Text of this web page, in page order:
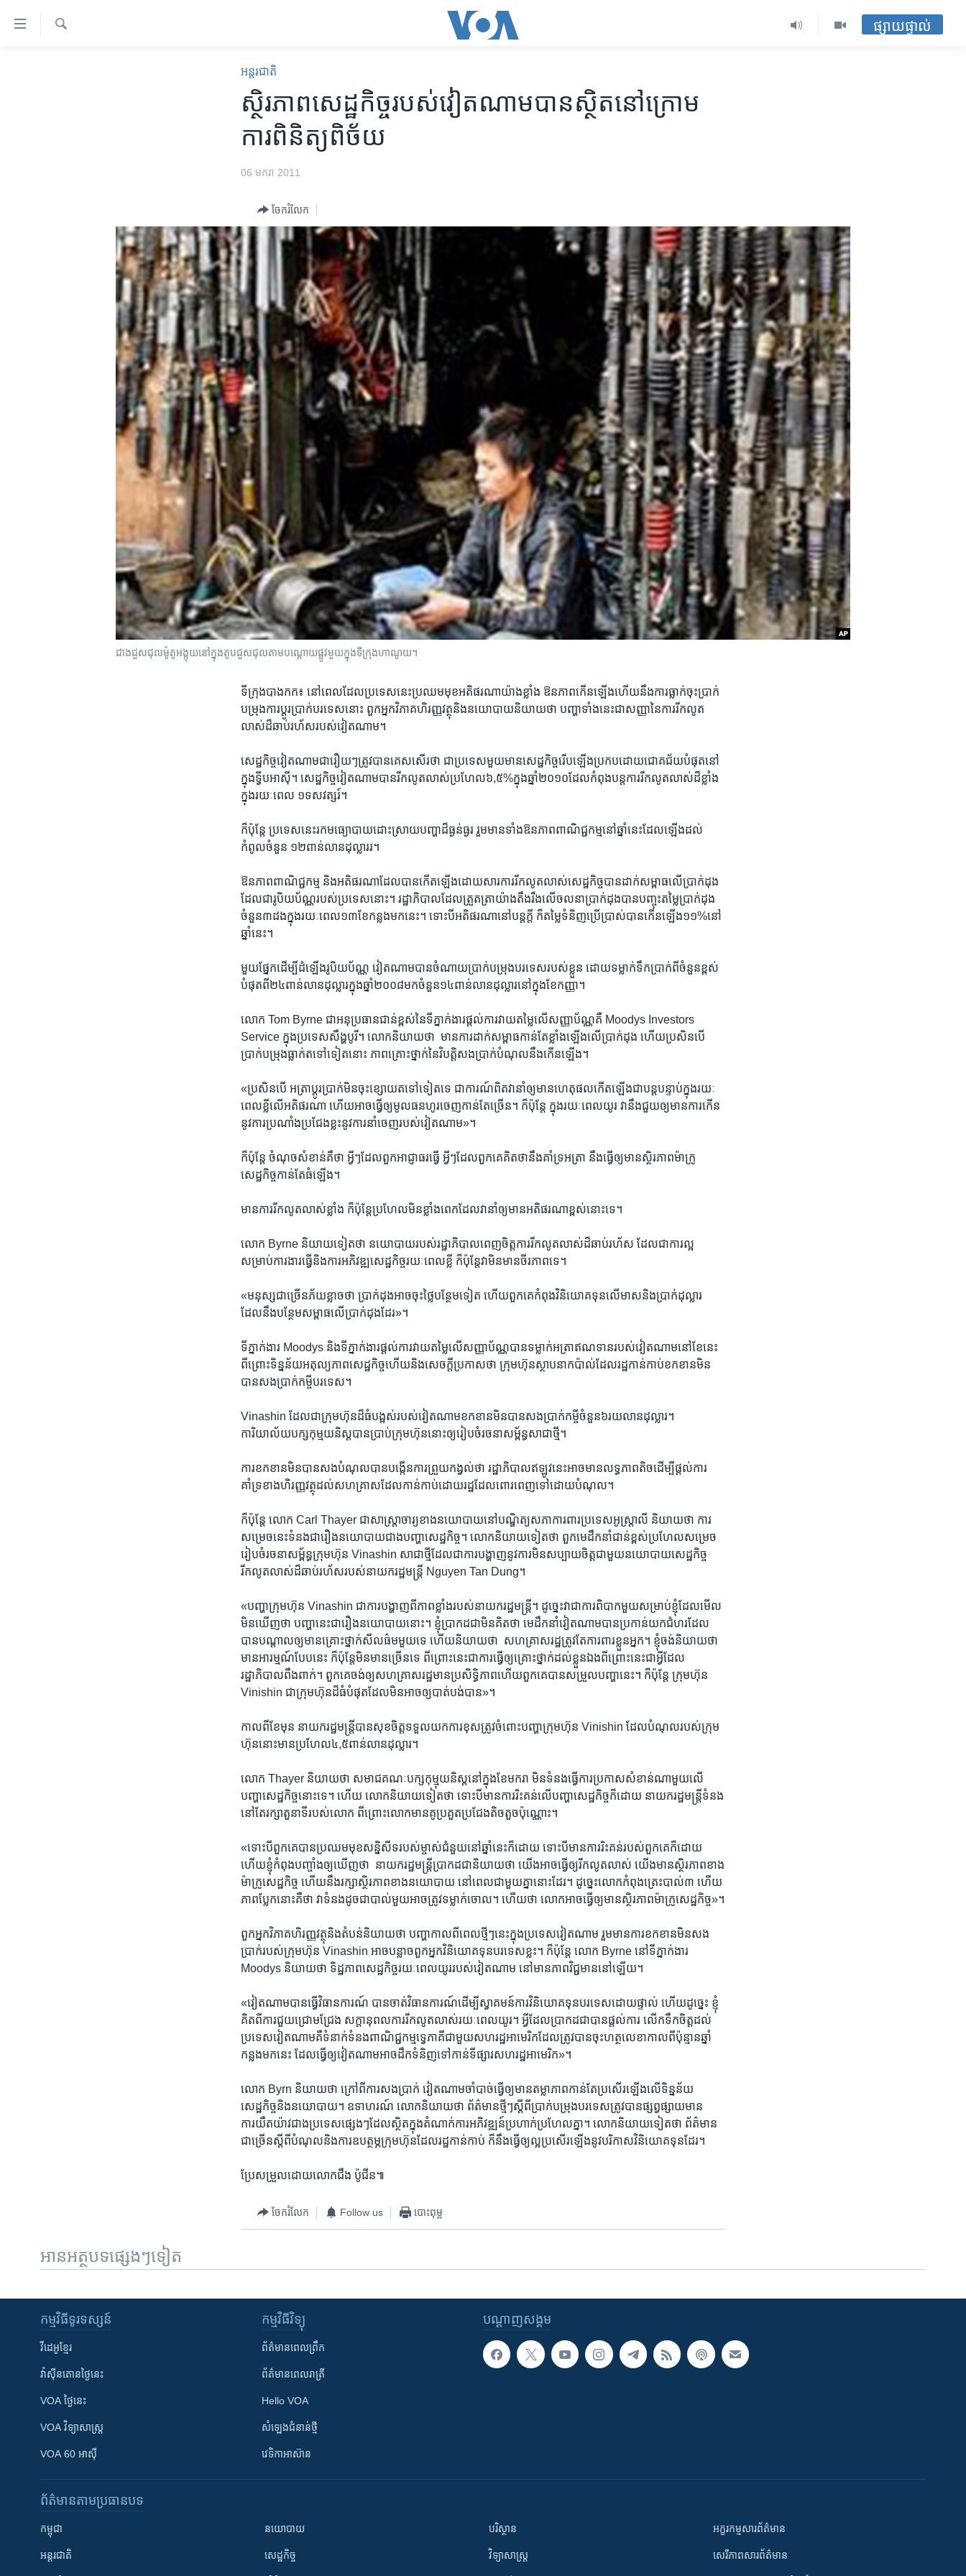
ទៅ​
ផ្សាយផ្ទាល់
អន្តរជាតិ
ស្ថិរភាព​សេដ្ឋកិច្ច​របស់​វៀតណាម​បាន​ស្ថិត​នៅក្រោម​
ការ​ពិនិត្យ​ពិច័យ
06 មករា 2011
ចែករំលែក
ជាង​ជួសជុល​ម៉ូតូ​អង្កុយ​នៅក្នុង​តូប​ជួសជុល​តាម​បណ្តោយ​ផ្លូវ​មួយ​ក្នុង​ទីក្រុង​ហាណូយ។
ទីក្រុងបាងកក៖ នៅពេល​ដែល​ប្រទេស​នេះ​ប្រឈមមុខ​អតិផរណា​យ៉ាងខ្លាំង​ ឱនភាព​កើនឡើង​ហើយនឹង​ការធ្លាក់​ចុះ​ប្រាក់​
បម្រុង​ការប្តូរ​ប្រាក់​បរទេសនោះ​ ពួកអ្នកវិភាគ​ហិរញ្ញ​វត្ថុ​និង​នយោបាយ​និយាយ​ថា​ បញ្ហា​ទាំងនេះ​ជា​សញ្ញានៃ​ការ​រីក​លូត
លាស់​ដ៏ឆាប់​រហ័ស​របស់​វៀតណាម។
សេដ្ឋកិច្ច​វៀតណាម​ជារឿយ​ៗត្រូវ​បាន​គេ​សសើរ​ថា ​ជា​ប្រទេស​មួយ​មាន​សេដ្ឋកិច្ច​រើបឡើង​ប្រកប​ដោយ​ជោគជ័យ​បំផុត​នៅ
ក្នុង​ទ្វីប​អាស៊ី។​ សេដ្ឋកិច្ច​វៀតណាម​បាន​រីក​លូតលាស់​ប្រហែល​៦,៥%​ក្នុង​ឆ្នាំ​២០១០​ដែល​កំពុង​បន្ត​ការរីកលូតលាស់​ដ៏ខ្លាំង​
ក្នុង​រយៈពេល ​១​ទសវត្សរ៍។
ក៏ប៉ុន្តែ​ ប្រទេសនេះ​រក​មធ្យោបាយ​ដោះស្រាយ​បញ្ហា​ដ៏​ធ្ងន់ធ្ងរ​ រួមមាន​ទាំង​ឱនភាព​ពាណិជ្ជកម្ម​នៅឆ្នាំ​នេះ​ដែល​ឡើងដល់​
កំពូល​ចំនួន ​១២​ពាន់​លាន​ដុល្លាររ។
ឱនភាព​ពាណិជ្ជកម្ម​ និង​អតិផរណា​ដែល​បាន​កើត​ឡើង​ដោយសារ​ការរីក​លូតលាស់​សេដ្ឋកិច្ច​បាន​ដាក់​សម្ពាធ​លើ​ប្រាក់​ដុង ​
ដែល​ជា​រូបិយប័ណ្ណ​របស់​ប្រទេស​នោះ។​ រដ្ឋាភិបាល​ដែល​ត្រួតត្រា​យ៉ាង​តឹងរឹង​លើ​ចលនា​ប្រាក់ដុង​បាន​បញ្ចុះ​តម្លៃ​ប្រាក់ដុង​
ចំនួន​៣​ដង​ក្នុង​រយៈពេល​១៣​ខែ​កន្លង​មកនេះ។​ ទោះបី​អតិផរណា​នៅ​បន្ត​ក្តី​ ​ក៏​តម្លៃ​ទំនិញ​ប្រើប្រាស់​បាន​កើនឡើង​១១%​នៅ
ឆ្នាំ​នេះ។
មួយផ្នែក​ដើម្បី​ដំឡើង​រូបិយប័ណ្ណ​ វៀតណាម​បាន​ចំណាយ​ប្រាក់​បម្រុង​បរទេស​របស់​ខ្លួន​ ដោយ​ទម្លាក់​ទឹក​ប្រាក់​ពី​ចំនួន​ខ្ពស់​
បំផុត​ពី​២៤​ពាន់លាន​ដុល្លារ​ក្នុង​ឆ្នាំ​២០០៨​មក​ចំនួន​១៤​ពាន់​លាន​ដុល្លារ​នៅ​ក្នុង​ខែ​កញ្ញា។
លោក​ Tom Byrne​ ជា​អនុ​ប្រធាន​ជាន់ខ្ពស់​នៃ​ទីភ្នាក់ងារ​ផ្តល់​ការ​វាយតម្លៃ​លើ​សញ្ញា​ប័ណ្ណ​គឺ​ Moodys Investors
Service ​ក្នុង​ប្រទេស​សឹង្ហបូរី។​ លោក​និយាយ​ថា​ ​ ​មាន​ការដាក់​សម្ពាធកាន់​តែខ្លាំង​ឡើង​លើ​ប្រាក់ដុង​ ​ហើយ​ប្រសិនបើ​
ប្រាក់​បម្រុង​ធ្លាក់​ត​ទៅ​ទៀត​នោះ​ ​ភាពគ្រោះថ្នាក់​នៃ​វិបត្តិ​សង​ប្រាក់​បំណុលនឹងកើន​ឡើង។
«ប្រសិនបើ​ ​អត្រា​ប្តូរ​ប្រាក់​មិន​ចុះ​ខ្សោយ​តទៅទៀត​ទេ​ ជាការណ៍ពិត​វា​នាំឲ្យ​មាន​ហេតុផល​កើតឡើង​ជា​បន្ត​បន្ទាប់​ក្នុង​រយៈ
ពេល​ខ្លី​លើ​អតិផរណា​ ​ហើយ​អាច​ធ្វើ​ឲ្យ​មូលធន​ហូរចេញ​កាន់តែ​ច្រើន។​ ក៏ប៉ុន្តែ​ ក្នុង​រយៈពេល​យូរ​ ​វា​នឹង​ជួយ​ឲ្យ​មាន​ការកើន​
នូវ​ការប្រណាំងប្រជែង​ខ្លះនូវ​ការនាំចេញ​របស់​វៀតណាម»។
ក៏ប៉ុន្តែ​ ចំណុច​សំខាន់​គឺ​ថា​ ​អ្វីៗ​ដែល​ពួកអាជ្ញាធរ​ធ្វើ​ ​អ្វីៗ​ដែល​ពួកគេ​គិត​ថា​នឹង​គាំទ្រ​អត្រា​ ​នឹង​ធ្វើ​ឲ្យ​មាន​ស្ថិរភាព​ម៉ាក្រូ​
សេដ្ឋកិច្ច​កាន់តែ​ធំ​ឡើង។
មាន​ការ​រីក​លូតលាស់​ខ្លាំង​ ​ក៏ប៉ុន្តែ​ប្រហែល​មិន​ខ្លាំងពេក​ដែល​វា​នាំឲ្យ​មាន​អតិផរណា​ខ្ពស់​នោះទេ។
លោក​ Byrne ​និយាយ​ទៀត​ថា​ ​នយោបាយ​របស់​រដ្ឋាភិបាលពេញចិត្ត​ការរីក​លូតលាស់​ដ៏​ឆាប់រហ័ស​ ដែល​ជាការ​ល្អ​
សម្រាប់ការងារ​ធ្វើ​និង​ការអភិវឌ្ឍសេដ្ឋ​កិច្ចរយៈពេល​ខ្លី​ ​ក៏ប៉ុន្តែ​វា​មិន​មាន​ចីរភាព​ទេ។
«មនុស្ស​ជាច្រើន​ភ័យខ្លាច​ថា​ ​ប្រាក់​ដុង​អាច​ចុះថ្លៃ​បន្ថែម​ទៀត​ ​ហើយ​ពួកគេកំពុង​វិនិយោគទុន​លើ​មាស​និង​ប្រាក់ដុល្លារ​
ដែលនឹងបន្ថែម​សម្ពាធ​លើ​ប្រាក់​ដុង​ដែរ»។
ទីភ្នាក់ងារ​ Moodys ​និង​ទីភ្នាក់ងារ​ផ្តល់​ការ​វាយ​តម្លៃ​លើ​សញ្ញា​ប័ណ្ណ​បាន​ទម្លាក់​អត្រា​ឥណទាន​របស់​វៀតណាម​នៅខែនេះ​
ពីព្រោះ​ទិន្នន័យ​អតុល្យ​ភាពសេដ្ឋ​កិច្ច​ហើយនិង​សេចក្តីប្រកាស​ថា​ ​ក្រុមហ៊ុន​ស្ថាបនា​កប៉ាល់​ដែល​រដ្ឋ​កាន់​កាប់​ខកខាន​មិន​
បាន​សងប្រាក់​កម្ចី​បរទេស។
Vinashin ​ដែល​ជា​ក្រុមហ៊ុន​ដ៏ធំ​បង្អស់​របស់​វៀតណាម​ខកខាន​មិន​បាន​សង​ប្រាក់កម្ចី​ចំនួន​៦​រយលាន​ដុល្លារ។​
ការិយាល័យ​បក្ស​កុម្មយនិស្ត​បាន​ប្រាប់​ក្រុមហ៊ុន​នោះ​ឲ្យ​រៀបចំ​រចនាសម្ព័ន្ធ​សាជាថ្មី។
ការ​ខកខាន​មិនបាន​សង​បំណុល​បាន​បង្កើន​ការព្រួយ​កង្វល់​ថា​ ​រដ្ឋាភិបាល​ឥឡូវ​នេះ​អាច​មាន​លទ្ធភាពតិច​ដើម្បី​ផ្តល់​ការ
គាំទ្រ​ខាង​ហិរញ្ញវត្ថុ​ដល់​សហ​គ្រាស​ដែល​កាន់កាប់​ដោយ​រដ្ឋ​ដែល​ពោរពេញទៅដោយ​បំណុល។
ក៏ប៉ុន្តែ​ លោក​ Carl Thayer ​ជាសាស្រ្តាចារ្យ​ខាង​នយោបាយ​នៅ​បណ្ឌិត្យសភា​ការពារ​ប្រទេស​អូស្រ្តាលី​ និយាយ​ថា​ ​ការ
សម្រេច​នេះ​ទំនង​ជា​រឿងនយោបាយ​ជាង​បញ្ហា​សេដ្ឋកិច្ច។ ​លោក​និយាយ​ទៀត​ថា​ ​ពួក​មេដឹកនាំ​ជាន់ខ្ពស់​ប្រហែល​សម្រេច​
រៀបចំ​រចនាសម្ព័ន្ធ​ក្រុមហ៊ុន​ Vinashin ​សាជាថ្មី​ដែល​ជា​ការបង្ហាញ​នូវ​ការ​មិន​សប្បាយចិត្ត​ជាមួយ​នយោបាយ​សេដ្ឋកិច្ច​
រីកលូតលាស់​ដ៏​ឆាប់រហ័ស​របស់​នាយក​រដ្ឋមន្រ្តី​ Nguyen Tan Dung។
«បញ្ហា​ក្រុមហ៊ុន​ Vinashin ​ជា​ការបង្ហាញ​ពីភាពខ្លាំង​របស់​នាយក​រដ្ឋមន្រ្តី។ ​ដូច្នេះ​វា​ជា​ការពិបាក​មួយ​សម្រាប់​ខ្ញុំ​ដែល​មើល​
មិនឃើញ​ថា​ ​បញ្ហានេះ​ជារឿង​នយោ​បាយ​នោះ។​ ខ្ញុំ​ប្រាកដ​ជា​មិន​គិត​ថា​ ​មេដឹកនាំ​វៀតណាមបាន​ប្រកាន់​យក​ជំហរ​ដែល​
បាន​បណ្តាល​ឲ្យមាន​គ្រោះថ្នាក់​សីលធ៌ម​មួយ​ទេ​ ហើយនិយាយ​ថា​ ​ សហ​គ្រាស​រដ្ឋត្រូវតែ​ការពារ​ខ្លួន​អ្នក។​ ខ្ញុំ​ចង់​និយាយ​ថា​ ​
មាន​អារម្មណ៍​បែបនេះ​ ក៏ប៉ុន្តែ​មិន​មាន​ច្រើនទេ​ ពីព្រោះ​នេះ​ជាការ​ធ្វើ​ឲ្យគ្រោះ​ថ្នាក់​ដល់​ខ្លួន​ឯង​ពីព្រោះ​នេះ​ជាអ្វី​ដែល​
រដ្ឋាភិបាល​ពឹងពាក់។ ពួកគេ​ចង់​ឲ្យ​សហ​គ្រាស​រដ្ឋ​មាន​ប្រសិទ្ធិភាព​ហើយ​ពួកគេ​បាន​សម្រួល​បញ្ហា​នេះ។ ក៏ប៉ុន្តែ​ ក្រុមហ៊ុន​
Vinishin ជាក្រុមហ៊ុន​ដ៏​ធំ​បំផុត​ដែល​មិនអាច​ឲ្យ​បាត់បង់​បាន»។
កាលពី​ខែ​មុន​ ​នាយករដ្ឋមន្រ្តី​បាន​សុខចិត្ត​ទទួលយក​ការខុសត្រូវ​ចំពោះ​បញ្ហា​ក្រុមហ៊ុន​ Vinishin ​ដែល​បំណុល​របស់​ក្រុម
ហ៊ុន​នោះ​មាន​ប្រហែល​៤,៥​ពាន់លាន​ដុល្លារ។
លោក​ Thayer ​និយាយ​ថា​ ​សមាជ​គណៈបក្សកុម្មុយនិស្ត​នៅក្នុង​ខែមករា​ មិន​ទំនង​ធ្វើ​ការប្រកាស​សំខាន់​ណាមួយ​លើ​
បញ្ហា​សេដ្ឋកិច្ច​នោះទេ។​ ហើយ​ លោក​និយាយ​ទៀតថា​ ទោះបី​មាន​ការរិះគន់​លើ​បញ្ហា​សេដ្ឋកិច្ច​ក៏ដោយ​ នាយក​រដ្ឋមន្រ្តី​ទំនង​
នៅតែ​រក្សា​តួនាទី​របស់​លោក​ ​ពីព្រោះ​លោក​មាន​គូប្រគួត​ប្រជែង​តិចតួច​ប៉ុណ្ណោះ។
«ទោះបី​ពួកគេ​បាន​ប្រឈមមុខ​សន្និសីទ​របស់​ម្ចាស់​ជំនួយ​នៅឆ្នាំ​នេះ​ក៏ដោយ​ ​ទោះបី​មាន​ការរិះគន់​របស់​ពួកគេ​ក៏ដោយ​ ​
ហើយ​ខ្ញុំ​កំពុង​បញ្ចាំង​ឲ្យឃើញ​ថា​ ​ នាយក​រដ្ឋមន្រ្តី​ប្រាកដ​ជា​និយាយ​ថា​ ​យើង​អាច​ធ្វើ​ឲ្យរីក​លូតលាស់​ ​យើង​មាន​ស្ថិរភាព​ខាង​
ម៉ាក្រូ​សេដ្ឋកិច្ច​ ហើយនឹង​រក្សា​ស្ថិរភាព​ខាង​នយោ​បាយ​ ​នៅពេល​ជាមួយគ្នា​នោះ​ដែរ។​ ដូច្នេះ​លោក​កំពុង​ត្រេះ​បាល់​៣​ ​ហើយ​
ភាព​ប្លែក​នោះ​គឺថា​ វា​ទំនង​ដូច​ជាបាល់​មួយ​អាច​ត្រូវ​ទម្លាក់​ចោល។​ ហើយថា​ ​លោក​អាច​ធ្វើឲ្យ​មាន​ស្ថិរភាព​ម៉ាក្រូ​សេដ្ឋកិច្ច»។
ពួកអ្នកវិភាគ​ហិរញ្ញវត្ថុ​និង​តំបន់​និយាយ​ថា​ ​បញ្ហា​កាល​ពីពេលថ្មីៗ​នេះ​ក្នុង​ប្រទេស​វៀតណាម​ រួមមាន​ការ​ខកខាន​មិន​សង
ប្រាក់​របស់​ក្រុមហ៊ុន​ ​Vinashin​ អាច​បន្លាច​ពួក​អ្នក​វិនិយោគទុន​បរទេស​ខ្លះ។ ​ក៏ប៉ុន្តែ​ ​លោក​ Byrne ​នៅ​ទីភ្នាក់ងារ​
Moodys ​និយាយថា ​ទិដ្ឋភាព​សេដ្ឋកិច្ច​រយៈពេល​យូរ​របស់​វៀតណាម​ ​នៅមាន​ភាពវិជ្ជមាន​នៅ​ឡើយ។
«វៀតណាម​បាន​ធ្វើ​វិធានការណ៍​ ​បាន​ចាត់វិធានការណ៍​ដើម្បី​ស្វាគមន៍​ការ​វិនិយោគទុន​បរទេស​ដោយ​ផ្ទាល់​ ​ហើយ​ដូច្នេះ​ ​ខ្ញុំ​
គិត​ពី​ការជួយជ្រោមជ្រែង​ សក្តានុពល​ការរីក​លូតលាស់​រយៈ​ពេលយូរ។​ អ្វី​ដែល​ប្រាកដ​ជា​បាន​ផ្តល់​ការ លើក​ទឹកចិត្ត​ដល់​
ប្រទេស​វៀតណាម​គឺ​ទំនាក់ទំនង​ពាណិជ្ជ​កម្មទ្វេភាគី​ជាមួយ​សហ​រដ្ឋ​អាមេរិក​ដែល​ត្រូវ​បានចុះ​ហត្ថលេខា​កាលពី​ប៉ុន្មាន​ឆ្នាំ​
កន្លង​មកនេះ​ ដែល​ធ្វើ​ឲ្យ​វៀតណាម​អាចដឹក​ទំនិញ​ទៅកាន់​ទីផ្សារ​សហ​រដ្ឋ​អាមេរិក»។
លោក​ Byrn ​និយាយ​ថា​ ​ក្រៅពី​ការសងប្រាក់​ ​វៀតណាម​ចាំបាច់​ធ្វើ​ឲ្យ​មាន​តម្លាភាព​កាន់​តែប្រសើរ​ឡើង​លើ​ទិន្នន័យ​
សេដ្ឋកិច្ច​និង​នយោបាយ។​ ឧទាហរណ៍​ ​លោក​និយាយ​ថា​ ព័ត៌មាន​ថ្មីៗ​ស្តីពី​ប្រាក់​បម្រុងបរទេស​ត្រូវបាន​ផ្សព្វផ្សាយ​មាន​
ការយឺតយ៉ាវ​ជាង​ប្រទេស​ផ្សេងៗ​ដែល​ស្ថិត​ក្នុង​តំណាក់ការ​អភិវឌ្ឍន៍​ប្រហាក់​ប្រហែល​គ្នា។ លោក​និយាយ​ទៀតថា​ ​ព័ត៌មាន​
ជាច្រើន​ស្តីពី​បំណុល​និង​ការ​ឧបត្ថម្ភ​ក្រុមហ៊ុន​ដែល​រដ្ឋកាន់កាប់​ ​ក៏នឹង​ធ្វើ​ឲ្យ​ល្អ​ប្រសើរ​ឡើង​នូវ​បរិកាស​វិនិយោគ​ទុន​ដែរ។
ប្រែសម្រួល​ដោយលោក​ជឹង ប៉ូជីន៕
ចែករំលែក Follow us បោះពុម្ព
អានអត្ថបទផ្សេងៗទៀត
បណ្តាញ​សង្គម
កម្មវិធី​ទូរទស្សន៍
វីដេអូ​ខ្មែរ
វ៉ាស៊ីនតោន​ថ្ងៃ​នេះ
VOA ថ្ងៃនេះ
VOA ​វិទ្យាសាស្ត្រ
VOA 60 អាស៊ី
កម្មវិធី​វិទ្យុ
ព័ត៌មាន​ពេល​ព្រឹក
ព័ត៌មាន​​ពេល​រាត្រី
Hello VOA
សំឡេង​ជំនាន់​ថ្មី
វេទិកា​អាស៊ាន
ព័ត៌មាន​តាមប្រធានបទ​
កម្ពុជា
អន្តរជាតិ
នយោបាយ
សេដ្ឋកិច្ច
បរិស្ថាន
វិទ្យាសាស្រ្ត
អក្ខរកម្មសារព័ត៌មាន
សេរីភាពសារព័ត៌មាន